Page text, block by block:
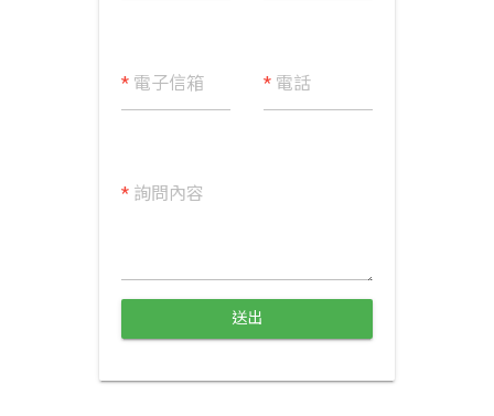
*電子信箱 * 電話
*詢問內容
送出